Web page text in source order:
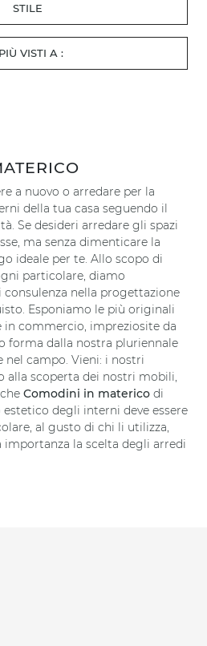
STILE
VISTI A :
a nuovo o arredare per la
della tua casa seguendo il
Se desideri arredare gli spazi
ma senza dimenticare la
ideale per te. Allo scopo di
particolare, diamo
nella progettazione
Esponiamo le più originali
commercio, impreziosite da
forma dalla nostra pluriennale
nel campo. Vieni: i nostri
alla scoperta dei nostri mobili,
Comodini in materico di
degli interni deve essere
al gusto di chi li utilizza,
la scelta degli arredi